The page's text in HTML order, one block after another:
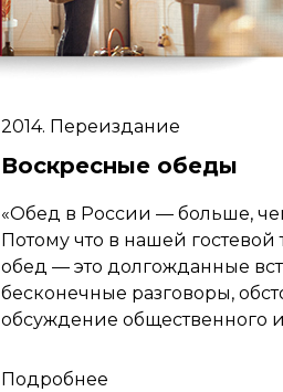
«Обед в России — больше,
Потому что в нашей
обед — это долгожданные
бесконечные разговоры,
обсуждение общественного
Воскресные обеды
2014. Переиздание
Подробнее